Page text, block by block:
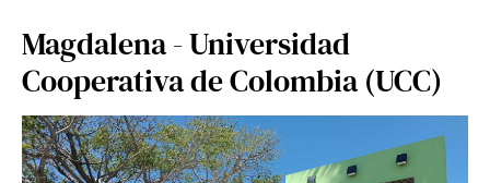
Magdalena - Universidad
Cooperativa de Colombia (UCC)